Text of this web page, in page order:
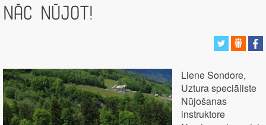
Nāc nūjot!
Liene Sondore,
Uztura speciāliste
Nūjošanas
instruktore